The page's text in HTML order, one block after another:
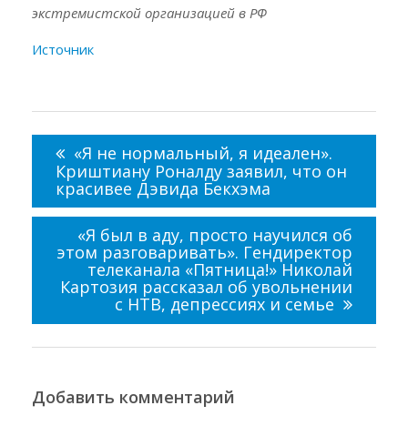
экстремистской организацией в РФ
Источник
записям
«Я не нормальный, я идеален».
Криштиану Роналду заявил, что он
красивее Дэвида Бекхэма
«Я был в аду, просто научился об
этом разговаривать». Гендиректор
телеканала «Пятница!» Николай
Картозия рассказал об увольнении
с НТВ, депрессиях и семье
Добавить комментарий